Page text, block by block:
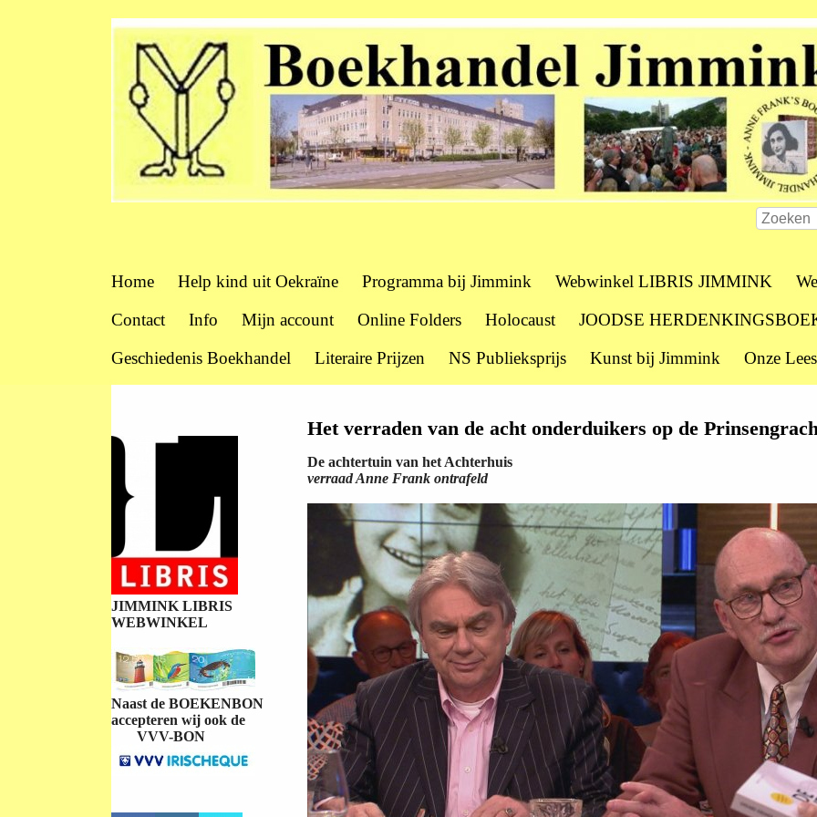
Home Help kind uit Oekraïne Programma bij Jimmink Webwinkel LIBRIS JIMMINK
Contact
Info Mijn account Online Folders Holocaust
JOODSE
Geschiedenis Boekhandel
Literaire Prijzen NS Publieksprijs Kunst bij Jimmink Onze
JIMMINK LIBRIS
WEBWINKEL
Naast de BOEKENBON
accepteren wij ook de
VVV-BON
Het verraden van de acht onderduikers op de
De achtertuin van het Achterhuis
verraad Anne Frank ontrafeld